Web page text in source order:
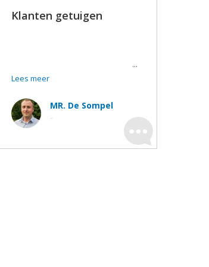
Klanten getuigen
...
Lees meer
MR. De Sompel
-